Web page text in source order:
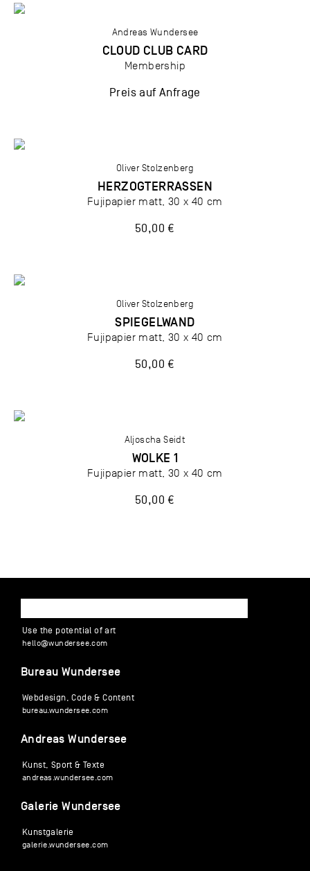
Andreas Wundersee
CLOUD CLUB CARD
Membership
Preis auf Anfrage
Oliver Stolzenberg
HERZOGTERRASSEN
Fujipapier matt, 30 x 40 cm
50,00 €
Oliver Stolzenberg
SPIEGELWAND
Fujipapier matt, 30 x 40 cm
50,00 €
Aljoscha Seidt
WOLKE 1
Fujipapier matt, 30 x 40 cm
50,00 €
Use the potential of art
hello@wundersee.com
Bureau Wundersee
Webdesign, Code & Content
bureau.wundersee.com
Andreas Wundersee
Kunst, Sport & Texte
andreas.wundersee.com
Galerie Wundersee
Kunstgalerie
galerie.wundersee.com